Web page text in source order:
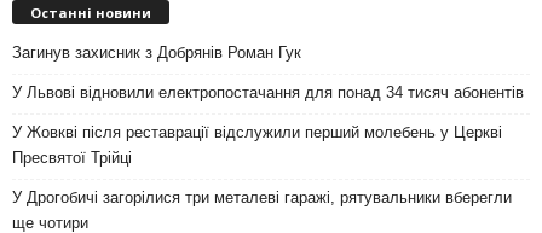
Останні новини
Загинув захисник з Добрянів Роман Гук
У Львові відновили електропостачання для понад 34 тисяч абонентів
У Жовкві після реставрації відслужили перший молебень у Церкві
Пресвятої Трійці
У Дрогобичі загорілися три металеві гаражі, рятувальники вберегли
ще чотири